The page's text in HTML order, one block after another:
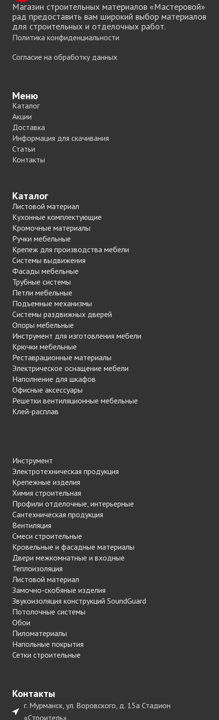
Магазин строительных материалов «Мастеровой»
рад предоставить вам широкий выбор материалов
для строительных и отделочных работ.
Политика конфиденциальности
Согласие на обработку данных
Меню
Каталог
Акции
Доставка
Информация для скачивания
Статьи
Контакты
Каталог
Листовой материал
Кухонные комплектующие
Кромочные материалы
Ручки мебельные
Крепеж для производства мебели
Системы выдвижения
Фасады мебельные
Трубные системы
Петли мебельные
Подъемные механизмы
Системы раздвижных дверей
Опоры мебельные
Инструмент для изготовления мебели
Крючки мебельные
Реставрационные материалы
Электрическое оснащение мебели
Наполнение для шкафов
Офисные аксессуары
Решетки вентиляционные мебельные
Клей-расплав
Инструмент
Электротехническая продукция
Крепежные изделия
Химия строительная
Профили отделочные, интерьерные
Сантехническая продукция
Вентиляция
Смеси строительные
Кровельные и фасадные материалы
Двери межкомнатные и входные
Теплоизоляция
Листовой материал
Замочно-скобяные изделия
Звукоизоляция конструкций SoundGuard
Потолочные системы
Обои
Пиломатериалы
Напольные покрытия
Сетки строительные
Контакты
г. Мурманск, ул. Воровского, д. 15а Стадион
«Строитель»